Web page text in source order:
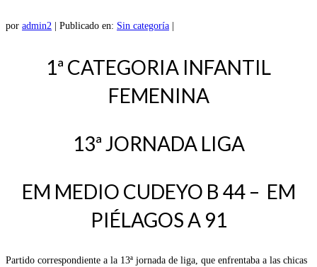
por admin2 Publicado en: Sin categoría
1ª CATEGORIA INFANTIL
FEMENINA
13ª JORNADA LIGA
EM MEDIO CUDEYO B 44 – EM
PIÉLAGOS A 91
Partido correspondiente a la 13ª jornada de liga, que enfrentaba a las chicas